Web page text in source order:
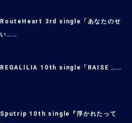
RouteHeart 3rd single「あなたのせ
い……
REGALILIA 10th single「RAISE ……
Sputrip 10th single『浮かれたって